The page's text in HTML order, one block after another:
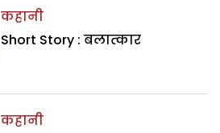
कहानी
Short Story : बलात्कार
कहानी